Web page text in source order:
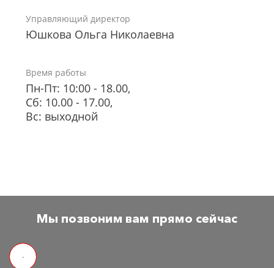
Управляющий директор
Юшкова Ольга Николаевна
Время работы
Пн-Пт: 10:00 - 18.00,
Сб: 10.00 - 17.00,
Вс: выходной
Мы позвоним вам прямо сейчас